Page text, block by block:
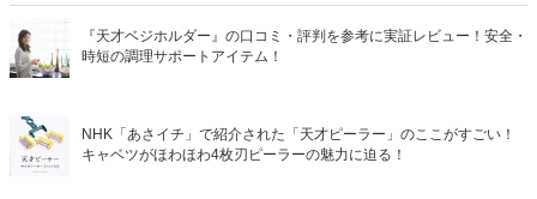
『天才ベジホルダー』の口コミ・評判を参考に実証レビュー！安全・
時短の調理サポートアイテム！
NHK「あさイチ」で紹介された「天才ピーラー」のここがすごい！
キャベツがほわほわ4枚刃ピーラーの魅力に迫る！